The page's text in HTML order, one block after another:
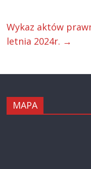
Wykaz aktów
letnia 2024r. →
MAPA